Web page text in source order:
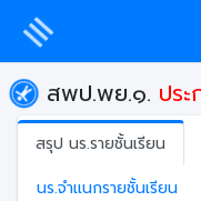
สพป.พย.๑. ปร
สรุป นร.รายชั้นเรียน
นร.จำแนกรายชั้นเรียน